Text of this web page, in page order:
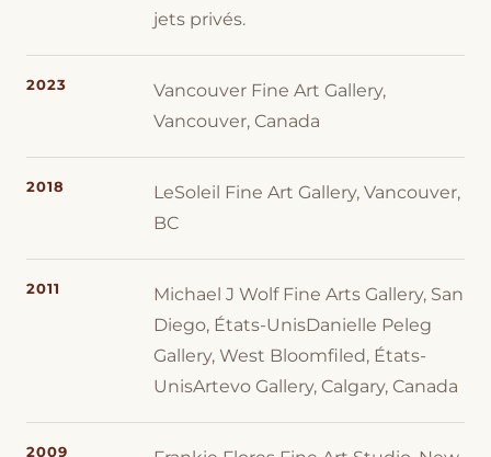
jets privés.
2023
Vancouver Fine Art Gallery,
Vancouver, Canada
2018
LeSoleil Fine Art Gallery, Vancouver,
BC
2011
Michael J Wolf Fine Arts Gallery, San
Diego, États-UnisDanielle Peleg
Gallery, West Bloomfiled, États-
UnisArtevo Gallery, Calgary, Canada
2009